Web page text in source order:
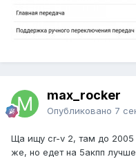
max_rocker
Опубликовано 7
Ща ищу cr-v 2, там до 2005
же, но едет на 5акпп